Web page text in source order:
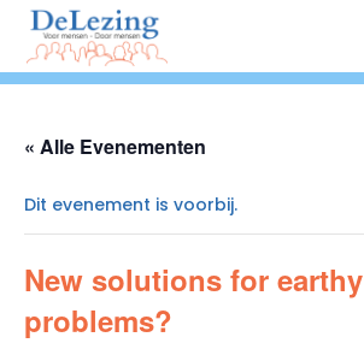
« Alle Evenementen
Dit evenement is voorbij.
New solutions for earthy
problems?